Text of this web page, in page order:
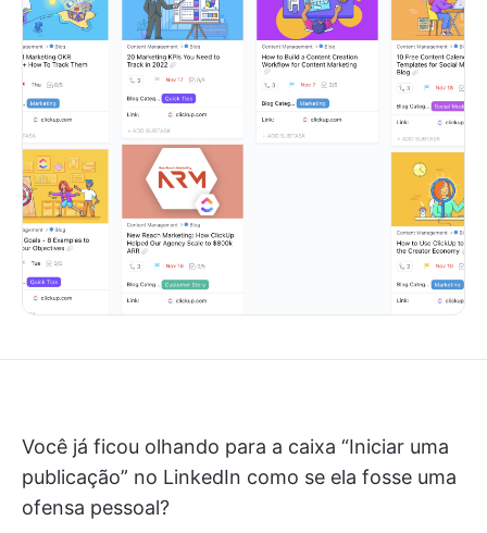
Você já ficou olhando para a caixa “Iniciar uma
publicação” no LinkedIn como se ela fosse uma
ofensa pessoal?